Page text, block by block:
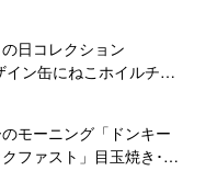
日コレクション
ン缶にねこホイルチョ
モーニング「ドンキー
ファスト」目玉焼き･ス